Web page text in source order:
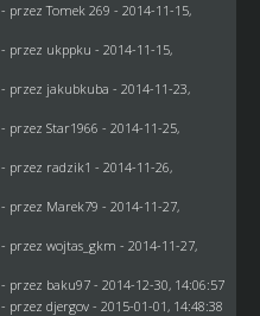
- przezTomek 269 - 2014-11-15,
- przez ukppku - 2014-11-15,
- przez jakubkuba - 2014-11-23,
- przez Star1966 - 2014-11-25,
- przez radzik1 - 2014-11-26,
- przez Marek79 - 2014-11-27,
- przez wojtas_gkm - 2014-11-27,
- przez baku97- 2014-12-30, 14:06:57
- przez djergov- 2015-01-01, 14:48:38